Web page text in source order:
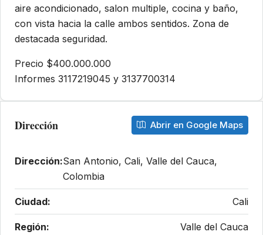
aire acondicionado, salon multiple, cocina y baño,
con vista hacia la calle ambos sentidos. Zona de
destacada seguridad.
Precio $400.000.000
Informes 3117219045 y 3137700314
Dirección Abrir en Google Maps
Dirección:San Antonio, Cali, Valle del Cauca,
Colombia
Ciudad: Cali
Región: Valle del Cauca